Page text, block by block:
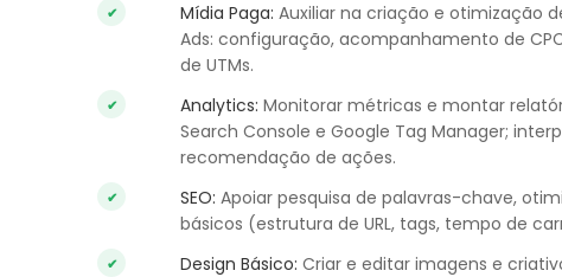
Mídia Paga: Auxiliar na criação e otimização
Ads: configuração, acompanhamento de
de UTMs.
Analytics: Monitorar métricas e montar
Search Console e Google Tag Manager;
recomendação de ações.
SEO: Apoiar pesquisa de palavras-chave,
básicos (estrutura de URL, tags, tempo de
Design Básico: Criar e editar imagens e